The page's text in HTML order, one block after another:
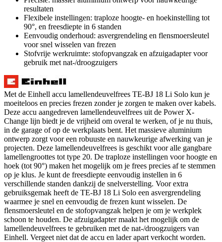
resultaten
Flexibele instellingen: traploze hoogte- en hoekinstelling tot
90°, en freesdiepte in 6 standen
Eenvoudig onderhoud: asvergrendeling en flensmoersleutel
voor snel wisselen van frezen
Stofvrije werkruimte: stofopvangzak en afzuigadapter voor
gebruik met nat-/droogzuigers
Met de Einhell accu lamellendeuvelfrees TE-BJ 18 Li Solo kun je
moeiteloos en precies frezen zonder je zorgen te maken over kabels.
Deze accu aangedreven lamellendeuvelfrees uit de Power X-
Change lijn biedt je de vrijheid om overal te werken, of je nu thuis,
in de garage of op de werkplaats bent. Het massieve aluminium
ontwerp zorgt voor een robuuste en nauwkeurige afwerking van je
projecten. Deze lamellendeuvelfrees is geschikt voor alle gangbare
lamellengroottes tot type 20. De traploze instellingen voor hoogte en
hoek (tot 90°) maken het mogelijk om je frees precies af te stemmen
op je klus. Je kunt de freesdiepte eenvoudig instellen in 6
verschillende standen dankzij de snelverstelling. Voor extra
gebruiksgemak heeft de TE-BJ 18 Li Solo een asvergrendeling
waarmee je snel en eenvoudig de frezen kunt wisselen. De
flensmoersleutel en de stofopvangzak helpen je om je werkplek
schoon te houden. De afzuigadapter maakt het mogelijk om de
lamellendeuvelfrees te gebruiken met de nat-/droogzuigers van
Einhell. Vergeet niet dat de accu en lader apart verkocht worden.